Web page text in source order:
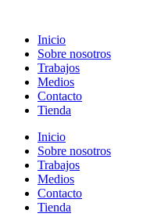
contenido
Inicio
Sobre nosotros
Trabajos
Medios
Contacto
Tienda
Inicio
Sobre nosotros
Trabajos
Medios
Contacto
Tienda